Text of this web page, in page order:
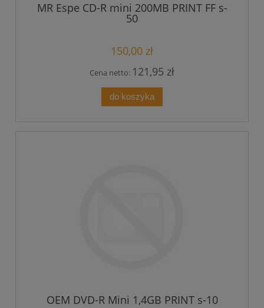
MR Espe CD-R mini 200MB PRINT FF s-
50
150,00 zł
Cena netto: 121,95 zł
do koszyka
OEM DVD-R Mini 1,4GB PRINT s-10